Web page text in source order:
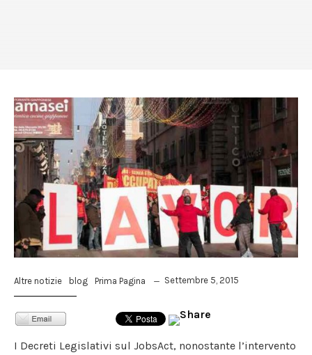
Altre notizie blog Prima Pagina Settembre 5, 2015
I Decreti Legislativi sul JobsAct, nonostante l’intervento